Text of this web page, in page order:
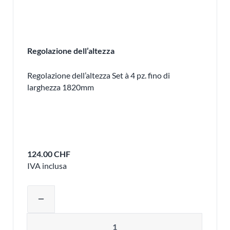
Regolazione dell’altezza
Regolazione dell’altezza Set à 4 pz. fino di
larghezza 1820mm
124.00 CHF
IVA inclusa
remove